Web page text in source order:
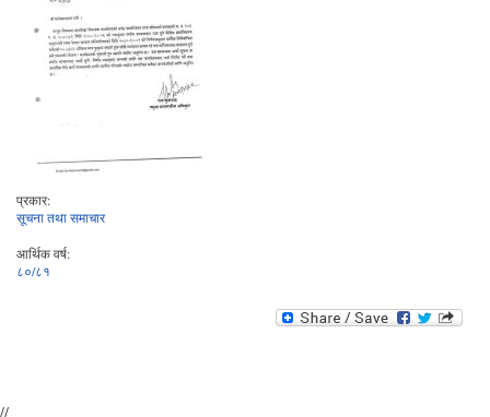
प्रकार:
सूचना तथा समाचार
आर्थिक वर्ष:
८०/८१
//